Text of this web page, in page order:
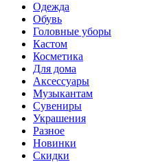
Одежда
Обувь
Головные уборы
Кастом
Косметика
Для дома
Аксессуары
Музыкантам
Сувениры
Украшения
Разное
Новинки
Скидки